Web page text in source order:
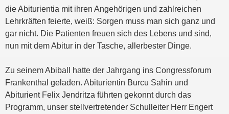
die Abiturientia mit ihren Angehörigen und zahlreichen
Lehrkräften feierte, weiß: Sorgen muss man sich ganz und
gar nicht. Die Patienten freuen sich des Lebens und sind,
nun mit dem Abitur in der Tasche, allerbester Dinge.
Zu seinem Abiball hatte der Jahrgang ins Congressforum
Frankenthal geladen. Abiturientin Burcu Sahin und
Abiturient Felix Jendritza führten gekonnt durch das
Programm, unser stellvertretender Schulleiter Herr Engert